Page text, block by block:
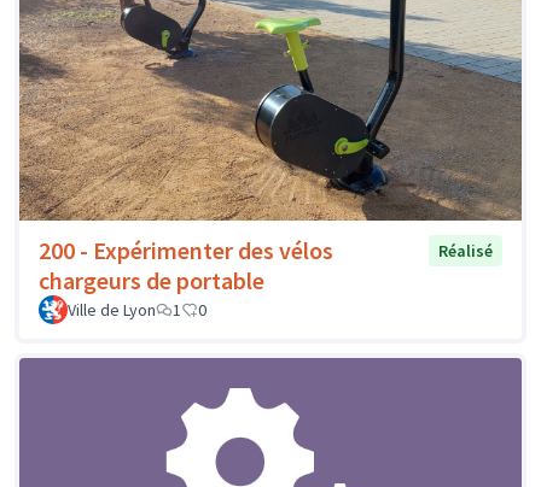
200 - Expérimenter des vélos
chargeurs de portable
Réalisé
Ville de Lyon 1 0